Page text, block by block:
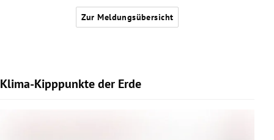
Zur Meldungsübersicht
Klima-Kipppunkte der Erde